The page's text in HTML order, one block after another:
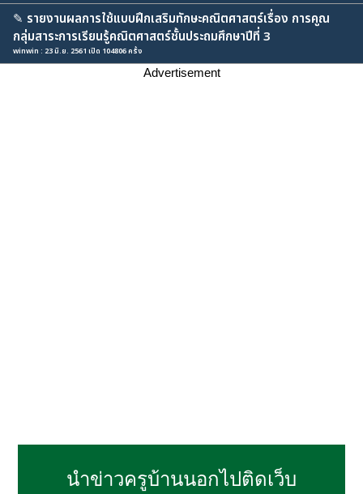
✎ รายงานผลการใช้แบบฝึกเสริมทักษะคณิตศาสตร์เรื่อง การคูณ
กลุ่มสาระการเรียนรู้คณิตศาสตร์ชั้นประถมศึกษาปีที่ 3
winwin : 23 มิ.ย. 2561 เปิด 104806 ครั้ง
Advertisement
นำข่าวครูบ้านนอกไปติดเว็บ